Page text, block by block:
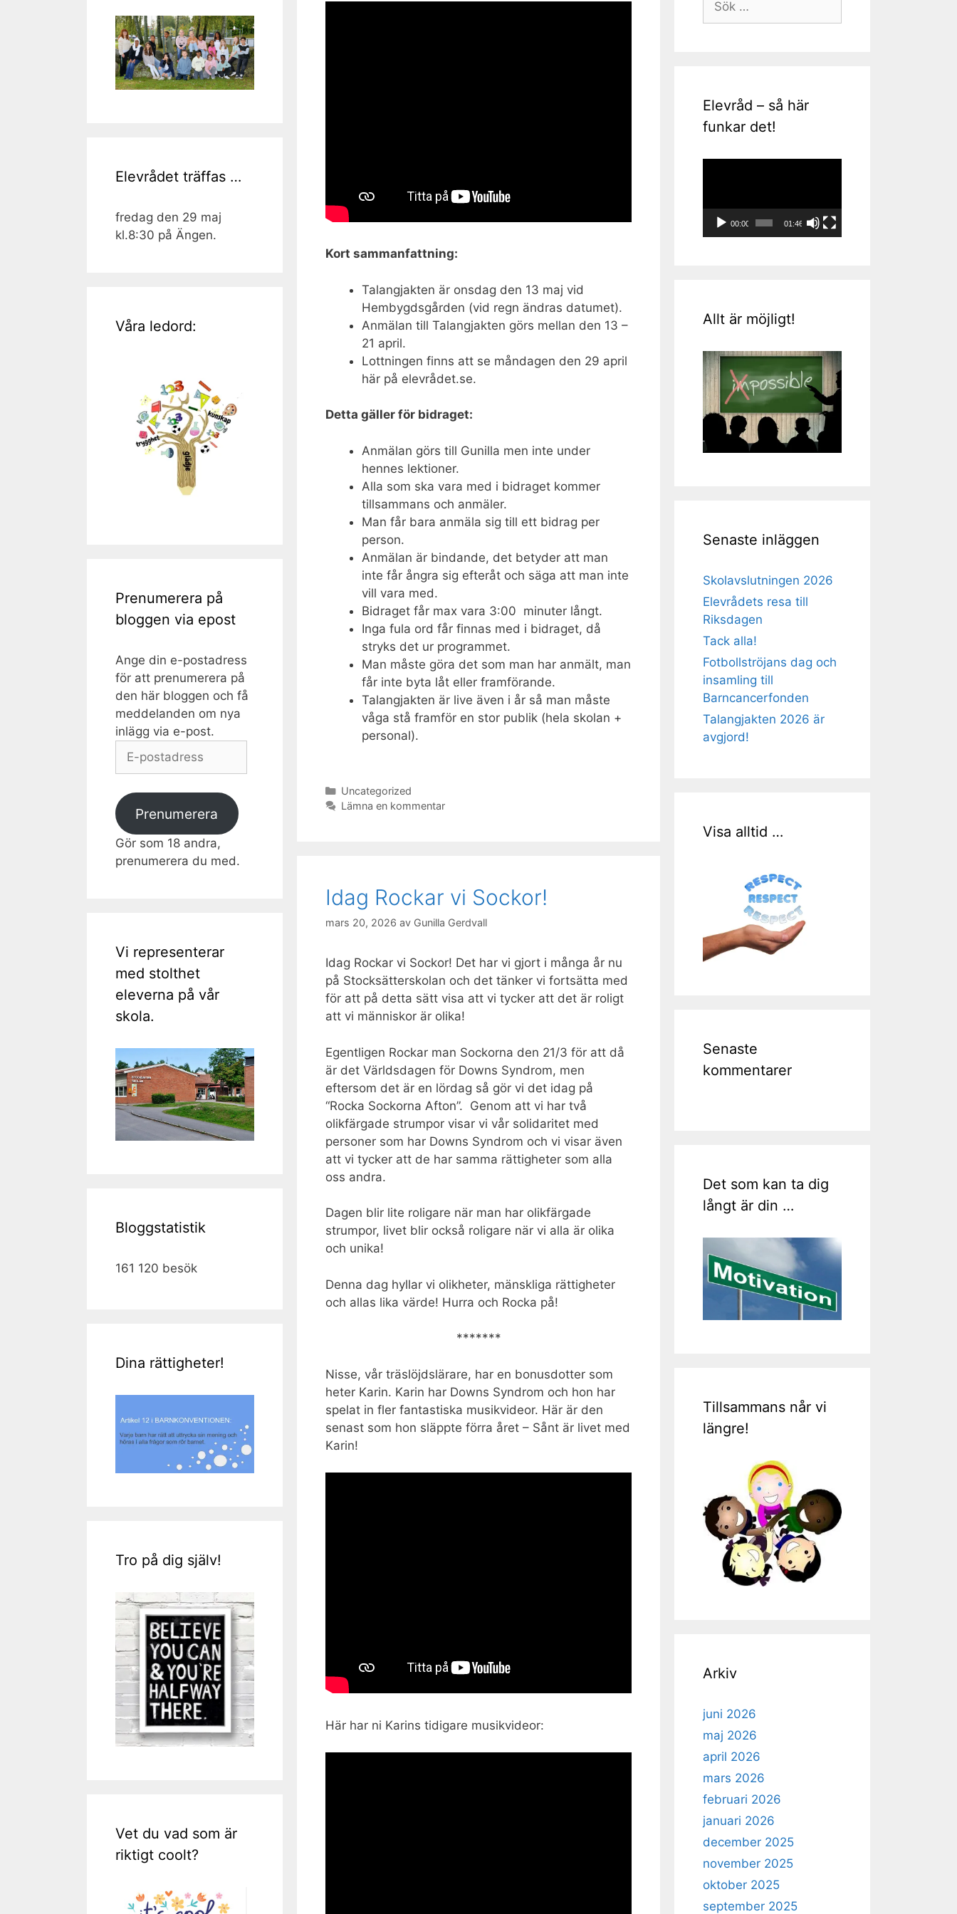
Kort sammanfattning:
Talangjakten är onsdag den 13 maj vid
Hembygdsgården (vid regn ändras datumet).
Anmälan till Talangjakten görs mellan den 13 –
21 april.
Lottningen finns att se måndagen den 29 april
här på elevrådet.se.
Detta gäller för bidraget:
Anmälan görs till Gunilla men inte under
hennes lektioner.
Alla som ska vara med i bidraget kommer
tillsammans och anmäler.
Man får bara anmäla sig till ett bidrag per
person.
Anmälan är bindande, det betyder att man
inte får ångra sig efteråt och säga att man inte
vill vara med.
Bidraget får max vara 3:00 minuter långt.
Inga fula ord får finnas med i bidraget, då
stryks det ur programmet.
Man måste göra det som man har anmält, man
får inte byta låt eller framförande.
Talangjakten är live även i år så man måste
våga stå framför en stor publik (hela skolan +
personal).
Kategorier
Uncategorized
Lämna en kommentar
Idag Rockar vi Sockor!
mars 20, 2026 av Gunilla Gerdvall
Idag Rockar vi Sockor! Det har vi gjort i många år nu
på Stocksätterskolan och det tänker vi fortsätta med
för att på detta sätt visa att vi tycker att det är roligt
att vi människor är olika!
Egentligen Rockar man Sockorna den 21/3 för att då
är det Världsdagen för Downs Syndrom, men
eftersom det är en lördag så gör vi det idag på
“Rocka Sockorna Afton”. Genom att vi har två
olikfärgade strumpor visar vi vår solidaritet med
personer som har Downs Syndrom och vi visar även
att vi tycker att de har samma rättigheter som alla
oss andra.
Dagen blir lite roligare när man har olikfärgade
strumpor, livet blir också roligare när vi alla är olika
och unika!
Denna dag hyllar vi olikheter, mänskliga rättigheter
och allas lika värde! Hurra och Rocka på!
*******
Nisse, vår träslöjdslärare, har en bonusdotter som
heter Karin. Karin har Downs Syndrom och hon har
spelat in fler fantastiska musikvideor. Här är den
senast som hon släppte förra året – Sånt är livet med
Karin!
Här har ni Karins tidigare musikvideor:
Elevrådet träffas …
fredag den 29 maj
kl.8:30 på Ängen.
Våra ledord:
Prenumerera på
bloggen via epost
Ange din e-postadress
för att prenumerera på
den här bloggen och få
meddelanden om nya
inlägg via e-post.
postadress
Prenumerera
Gör som 18 andra,
prenumerera du med.
Vi representerar
med stolthet
eleverna på vår
skola.
Bloggstatistik
161 120 besök
Dina rättigheter!
Tro på dig själv!
Vet du vad som är
riktigt coolt?
efter:
Elevråd – så här
funkar det!
00:00 01:46
Allt är möjligt!
Senaste inläggen
Skolavslutningen 2026
Elevrådets resa till
Riksdagen
Tack alla!
Fotbollströjans dag och
insamling till
Barncancerfonden
Talangjakten 2026 är
avgjord!
Visa alltid …
Senaste
kommentarer
Det som kan ta dig
långt är din …
Tillsammans når vi
längre!
Arkiv
juni 2026
maj 2026
april 2026
mars 2026
februari 2026
januari 2026
december 2025
november 2025
oktober 2025
september 2025